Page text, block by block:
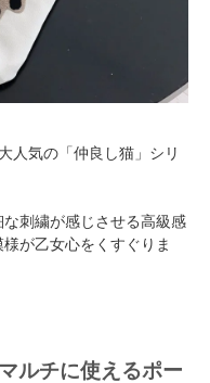
人気の「仲良し猫」シリ
刺繍が感じさせる高級感
が乙女心をくすぐりま
ルチに使えるポー